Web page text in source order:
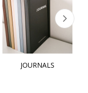
JOURNALS